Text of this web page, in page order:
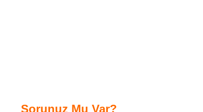
Sorunuz Mu Var?